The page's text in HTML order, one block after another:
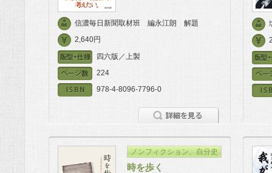
信濃毎日新聞取材班 編永江朗 解題
2,640円
四六版／上製
224
978-4-8096-7796-0
ノンフィクション、自分史
時を歩く